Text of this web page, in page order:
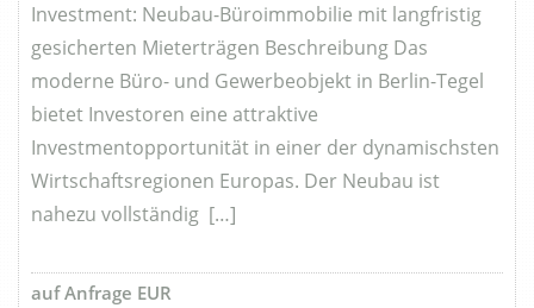
Investment: Neubau-Büroimmobilie mit langfristig
gesicherten Mieterträgen Beschreibung Das
moderne Büro- und Gewerbeobjekt in Berlin-Tegel
bietet Investoren eine attraktive
Investmentopportunität in einer der dynamischsten
Wirtschaftsregionen Europas. Der Neubau ist
nahezu vollständig […]
auf Anfrage EUR